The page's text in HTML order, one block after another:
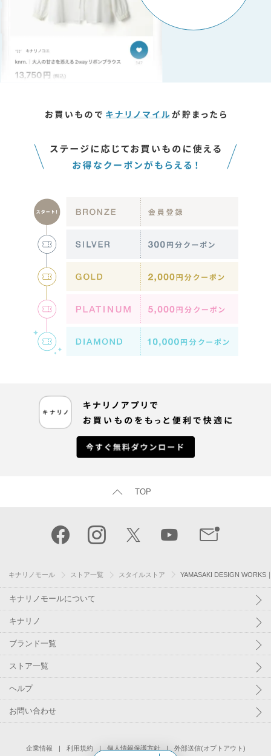
TOP
キナリノモール ストア一覧 スタイルストア YAMASAKI DESIGN WORKS
キナリノモールについて
キナリノ
ブランド一覧
ストア一覧
ヘルプ
お問い合わせ
企業情報 利用規約 個人情報保護方針 外部送信(オプトアウト)